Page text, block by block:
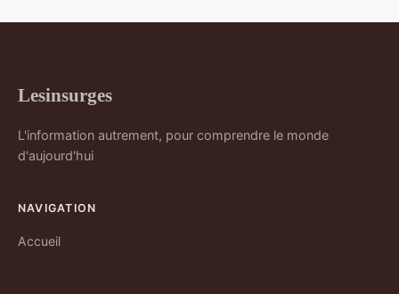
Lesinsurges
L'information autrement, pour comprendre le monde
d'aujourd'hui
NAVIGATION
Accueil